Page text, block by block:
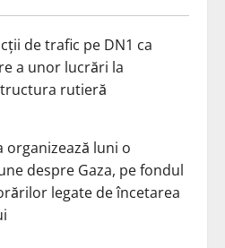
de trafic pe DN1 ca
a unor lucrări la
rutieră
organizează luni o
despre Gaza, pe fondul
legate de încetarea